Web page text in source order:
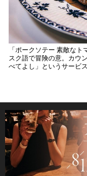
「ポークソテー 素敵な
スク語で冒険の意。カウ
べてよし」というサービ